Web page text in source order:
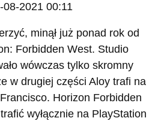
08-2021 00:11
minął już ponad rok od
Forbidden West. Studio
wówczas tylko skromny
w drugiej części Aloy trafi na
Horizon Forbidden
wyłącznie na PlayStation